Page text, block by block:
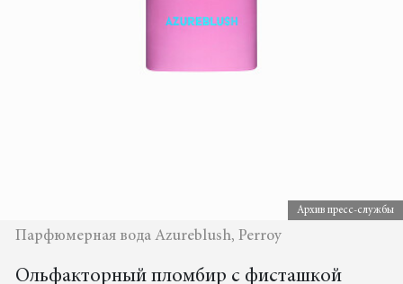
Архив пресс-службы
Парфюмерная вода Azureblush, Perroy
Ольфакторный пломбир с фисташкой